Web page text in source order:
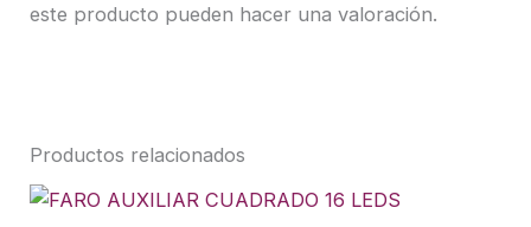
este producto pueden hacer una valoración.
Productos relacionados